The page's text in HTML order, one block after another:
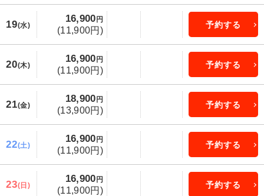
19(水)
16,900 円
(11,900円)
予約する
20(木)
16,900 円
(11,900円)
予約する
21(金)
18,900 円
(13,900円)
予約する
22(土)
16,900 円
(11,900円)
予約する
23(日)
16,900 円
(11,900円)
予約する